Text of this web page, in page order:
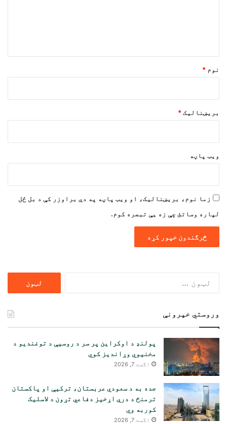
نوم *
بریښنالیک *
ویب پاڼه
زما نوم، بریښنالیک، او ویب پاڼه په دې براوزر کې د بل ځل
لپاره وساتئ چې زه یې تبصره کوم.
وروستي خپرونې
پولنډ د اوکراین پر سر د روسیې د توغندیو د
مخنیوي وړاندیز کوي
اگست 7, 2026
جده به د سعودي عربستان، ترکیې او پاکستان
ترمنځ د درې اړخیز دفاعي تړون د لاسلیک
کوربه وي
اگست 7, 2026